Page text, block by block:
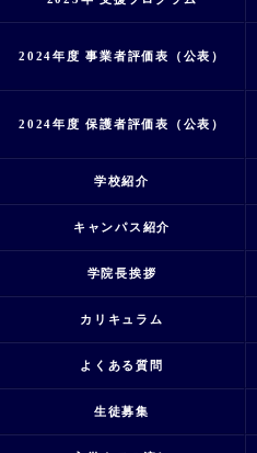
2024年度 事業者評価表（公表）
2024年度 保護者評価表（公表）
学校紹介
キャンパス紹介
学院長挨拶
カリキュラム
よくある質問
生徒募集